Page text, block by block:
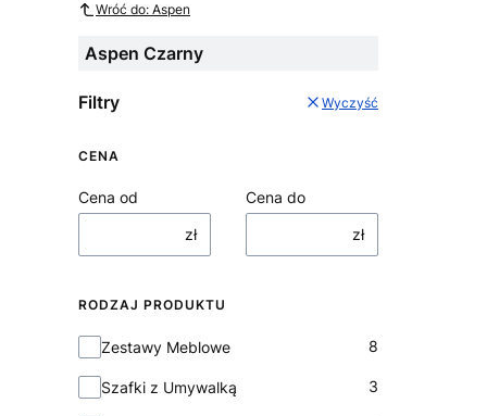
Wróć do: Aspen
Aspen Czarny
Filtry Wyczyść
CENA
Cena od
zł
Cena do
zł
RODZAJ PRODUKTU
Rodzaj Produktu
Zestawy Meblowe 8
Szafki z Umywalką 3